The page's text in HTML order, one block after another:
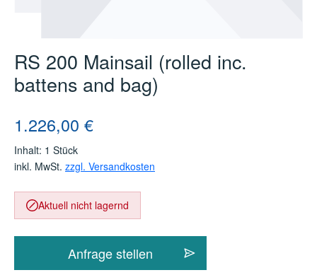
RS 200 Mainsail (rolled inc.
battens and bag)
Regulärer Preis:
1.226,00 €
Inhalt: 1 Stück
inkl. MwSt. zzgl. Versandkosten
Aktuell nicht lagernd
Anfrage stellen